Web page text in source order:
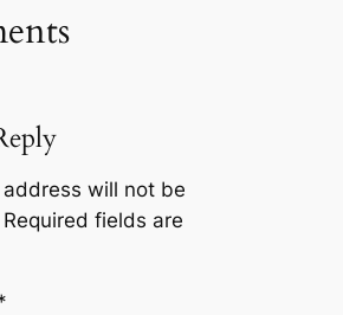
address will not be
Required fields are